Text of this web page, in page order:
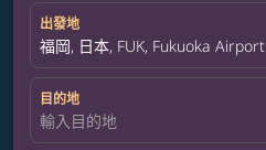
出發地
福岡, 日本, FUK, Fukuoka Airport
目的地
輸入目的地